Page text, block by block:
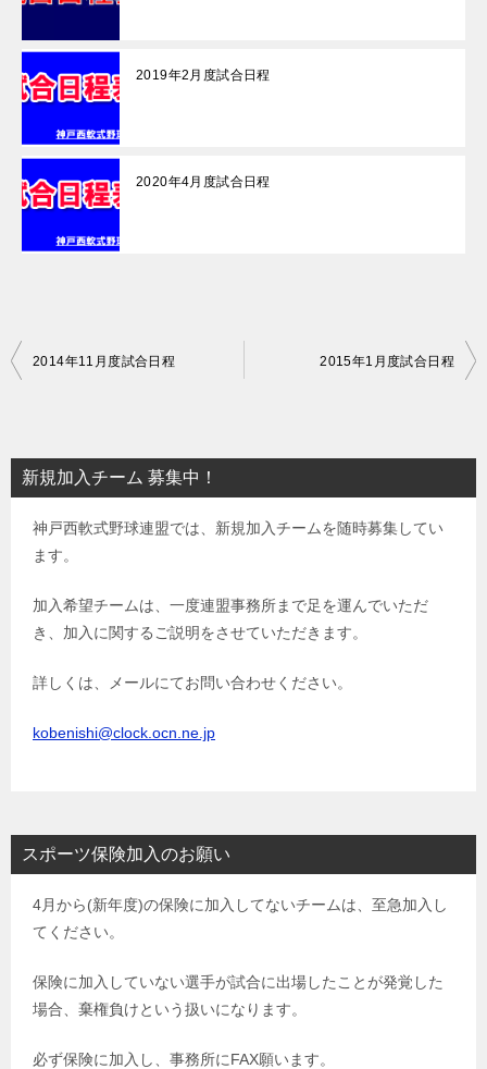
2019年2月度試合日程
2020年4月度試合日程
投
ビ
ゲ
2014年11月度試合日程 2015年1月度試合日程
新規加入チーム 募集中！
神戸西軟式野球連盟では、新規加入チームを随時募集してい
ます。
加入希望チームは、一度連盟事務所まで足を運んでいただ
き、加入に関するご説明をさせていただきます。
詳しくは、メールにてお問い合わせください。
kobenishi@clock.ocn.ne.jp
スポーツ保険加入のお願い
4月から(新年度)の保険に加入してないチームは、至急加入し
てください。
保険に加入していない選手が試合に出場したことが発覚した
場合、棄権負けという扱いになります。
必ず保険に加入し、事務所にFAX願います。